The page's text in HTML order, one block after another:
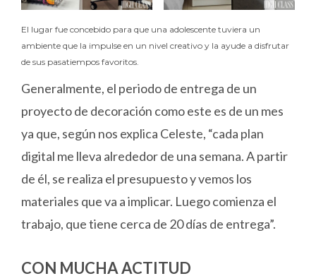
El lugar fue concebido para que una adolescente tuviera un
ambiente que la impulse en un nivel creativo y la ayude a disfrutar
de sus pasatiempos favoritos.
Generalmente, el periodo de entrega de un
proyecto de decoración como este es de un mes
ya que, según nos explica Celeste, “cada plan
digital me lleva alrededor de una semana. A partir
de él, se realiza el presupuesto y vemos los
materiales que va a implicar. Luego comienza el
trabajo, que tiene cerca de 20 días de entrega”.
CON MUCHA ACTITUD